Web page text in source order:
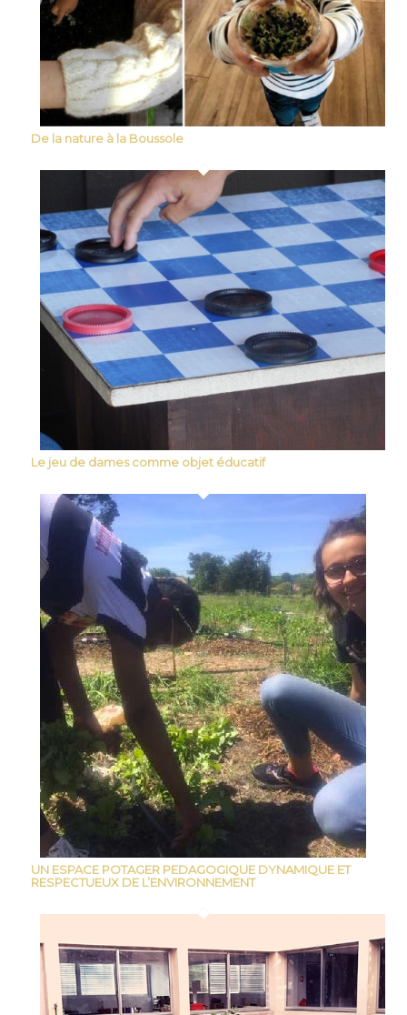
De la nature à la Boussole
Le jeu de dames comme objet éducatif
UN ESPACE POTAGER PEDAGOGIQUE DYNAMIQUE ET
RESPECTUEUX DE L’ENVIRONNEMENT